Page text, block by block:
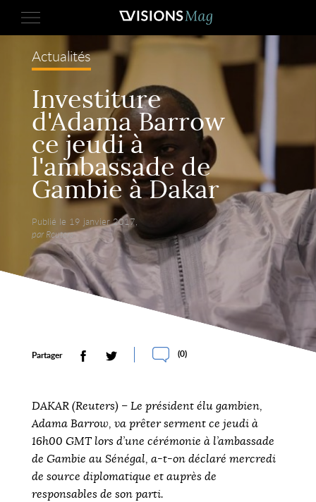
Actualités
Investiture
d'Adama Barrow
ce jeudi à
l'ambassade de
Gambie à Dakar
Publié le 19 janvier 2017,
par Reuters.
Partager (0)
DAKAR (Reuters) – Le président élu gambien,
Adama Barrow, va prêter serment ce jeudi à
16h00 GMT lors d’une cérémonie à l’ambassade
de Gambie au Sénégal, a-t-on déclaré mercredi
de source diplomatique et auprès de
responsables de son parti.